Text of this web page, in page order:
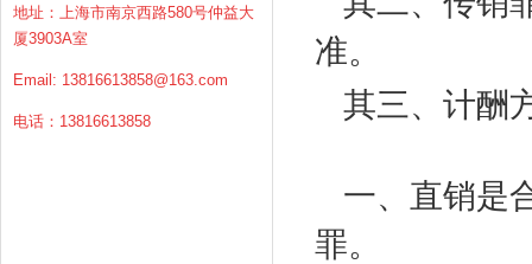
地址：上海市南京西路580号仲益大
厦3903A室
Email: 13816613858@163.com
电话：13816613858
准。
其三、计酬
一、直销是
罪。